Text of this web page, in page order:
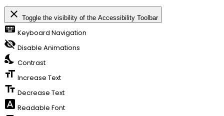
close Toggle the visibility of the Accessibility Toolbar
keyboard Keyboard Navigation
visibility_off Disable Animations
nights_stay Contrast
format_size Increase Text
text_fields Decrease Text
font_download Readable Font